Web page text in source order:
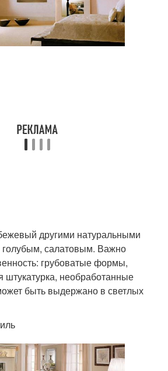
другими натуральными
салатовым. Важно
грубоватые формы,
штукатурка, необработанные
быть выдержано в светлых